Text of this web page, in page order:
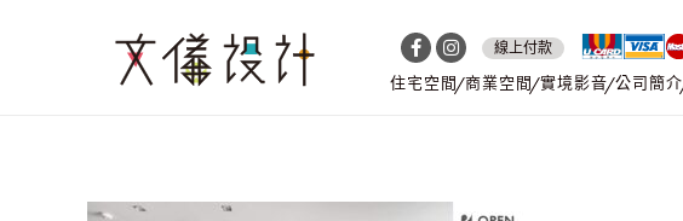
線上付款
住宅空間 商業空間 實境影音 公司簡介